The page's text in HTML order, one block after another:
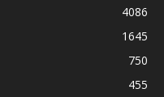
4086
1645
750
455